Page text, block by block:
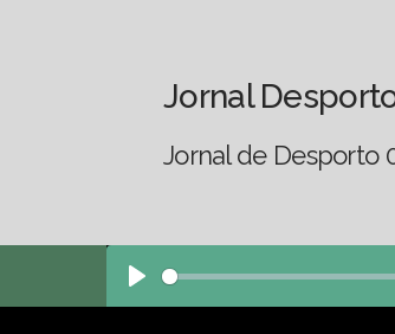
Jornal
Jornal de Desporto
Play